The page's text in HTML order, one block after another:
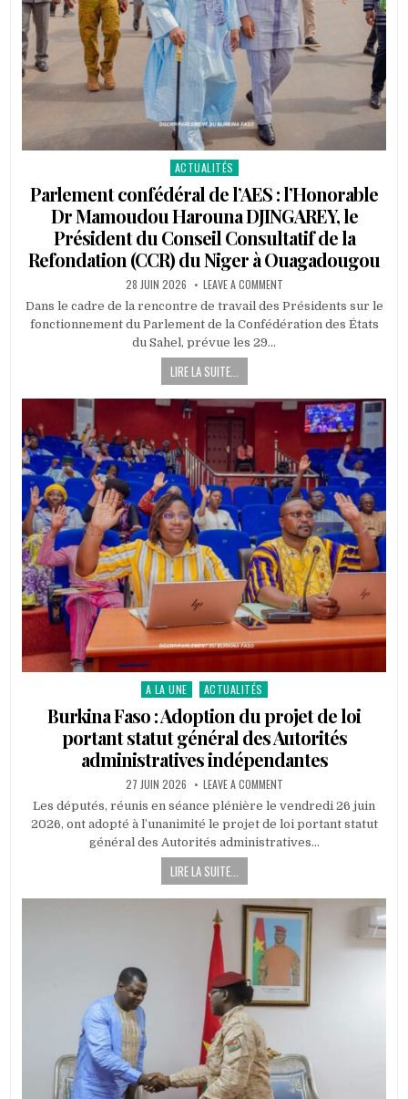
Posted
in
ACTUALITÉS
Parlement confédéral de l’AES : l’Honorable
Dr Mamoudou Harouna DJINGAREY, le
Président du Conseil Consultatif de la
Refondation (CCR) du Niger à Ouagadougou
PUBLISHED
DATE:
28 JUIN 2026 LEAVE A COMMENTON
CONFÉDÉRAL
DE
L’AES
LE
PRÉSIDENT
CONSEIL
CONSULTATIF
DE
LA
REFONDATION
(CCR)
DU
NIGER
À
OUAGADOUGOU
Dans le cadre de la rencontre de travail des Présidents sur le
fonctionnement du Parlement de la Confédération des États
du Sahel, prévue les 29…
LIRE LA SUITE...
Posted
A LA UNE ACTUALITÉS
Burkina Faso : Adoption du projet de loi
portant statut général des Autorités
administratives indépendantes
PUBLISHED
DATE:
27 JUIN 2026 LEAVE A COMMENTON
FASO
:
ADOPTION
DU
PROJET
GÉNÉRAL
DES
AUTORITÉS
ADMINISTRATIVES
INDÉPENDANTES
Les députés, réunis en séance plénière le vendredi 26 juin
2026, ont adopté à l’unanimité le projet de loi portant statut
général des Autorités administratives…
LIRE LA SUITE...